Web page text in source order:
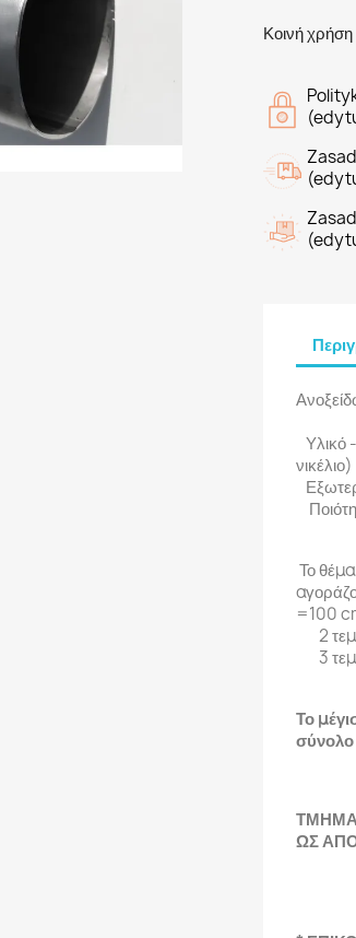
Κοινή χρήση
Υλικό
νικέλιο)
Το
=100
2
3
Το
σύνολο
ΩΣ